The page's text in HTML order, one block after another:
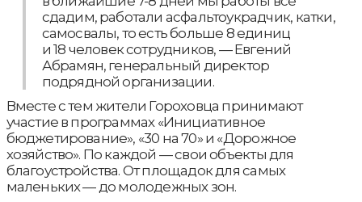
сдадим, работали асфальтоукрадчик, катки,
самосвалы, то есть больше 8 единиц
и 18 человек сотрудников, — Евгений
Абрамян, генеральный директор
подрядной организации.
Вместе с тем жители Гороховца принимают
участие в программах «Инициативное
бюджетирование», «30 на 70» и «Дорожное
хозяйство». По каждой — свои объекты для
благоустройства. От площадок для самых
маленьких — до молодежных зон.